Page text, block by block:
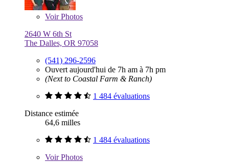
VoirPhotos
2640 W 6th St
The Dalles, OR 97058
(541) 296-2596
Ouvert aujourd'hui de 7h am à 7h pm
(Next to Coastal Farm & Ranch)
1 484 évaluations
Distance estimée
64,6 milles
1 484 évaluations
VoirPhotos